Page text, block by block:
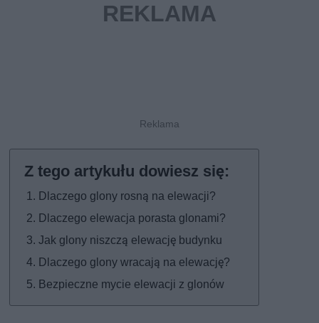
Dlaczego glony rosną na elewacji?
Dlaczego elewacja porasta glonami?
Jak glony niszczą elewację budynku
Dlaczego glony wracają na elewację?
Bezpieczne mycie elewacji z glonów